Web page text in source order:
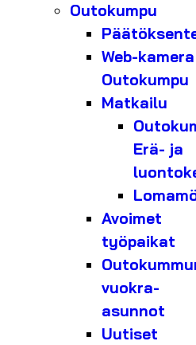
Outokumpu
Web-kamera
Outokumpu
Matkailu
Erä- ja
Avoimet
työpaikat
vuokra-
asunnot
Uutiset